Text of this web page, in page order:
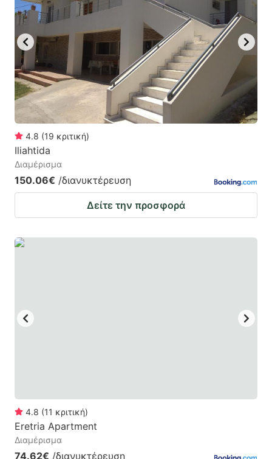
mark
key
to
get
the
keyboard
shortcuts
for
dates.
mark
key
to
get
the
keyboard
shortcuts
4.8 (19 κριτική)
Iliahtida
Διαμέρισμα
150.06€ /διανυκτέρευση
Δείτε την προσφορά
4.8 (11 κριτική)
Eretria Apartment
Διαμέρισμα
74.62€ /διανυκτέρευση